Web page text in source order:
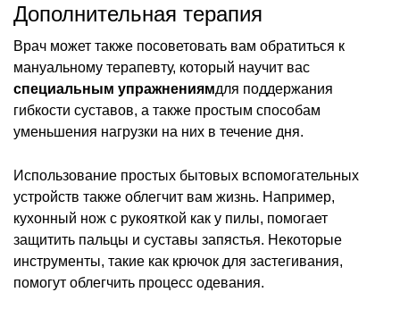
Дополнительная терапия
Врач может также посоветовать вам обратиться к
мануальному терапевту, который научит вас
специальным упражнениямдля поддержания
гибкости суставов, а также простым способам
уменьшения нагрузки на них в течение дня.
Использование простых бытовых вспомогательных
устройств также облегчит вам жизнь. Например,
кухонный нож с рукояткой как у пилы, помогает
защитить пальцы и суставы запястья. Некоторые
инструменты, такие как крючок для застегивания,
помогут облегчить процесс одевания.